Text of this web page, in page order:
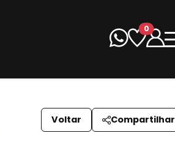
0
Voltar Compartilhar